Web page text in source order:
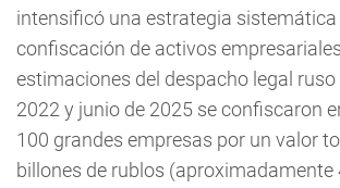
intensificó una estrategia sistemática
confiscación de activos
estimaciones del despacho legal ruso
2022 y junio de 2025 se confiscaron
100 grandes empresas por un valor
billones de rublos (aproximadamente